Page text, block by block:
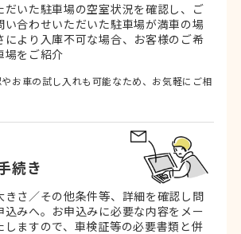
だいた駐車場の空室状況を確認し、ご
い合わせいただいた駐車場が満車の場
により入庫不可な場合、お客様のご希
場をご紹介
お車の試し入れも可能なため、お気軽にご相
続き
きさ／その他条件等、詳細を確認し問
込みへ。お申込みに必要な内容をメー
しますので、車検証等の必要書類と併